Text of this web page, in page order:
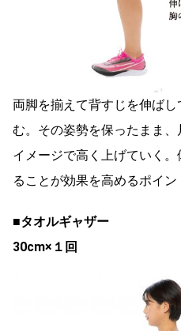
両脚を揃えて背すじを伸ば
む。その姿勢を保ったまま
イメージで高く上げていく
ることが効果を高めるポイン
■タオルギャザー
30cm×１回